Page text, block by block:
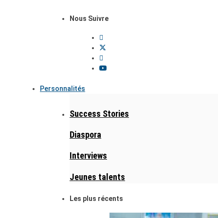
Nous Suivre
Personnalités
Success Stories
Diaspora
Interviews
Jeunes talents
Les plus récents